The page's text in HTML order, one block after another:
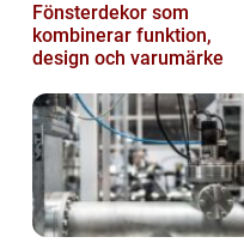
Fönsterdekor som
kombinerar funktion,
design och varumärke